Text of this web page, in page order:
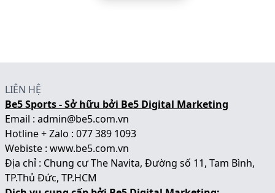
LIÊN HỆ
Be5 Sports - Sở hữu bởi Be5 Digital Marketing
Email : admin@be5.com.vn
Hotline + Zalo : 077 389 1093
Webiste : www.be5.com.vn
Địa chỉ : Chung cư The Navita, Đường số 11, Tam Bình,
TP.Thủ Đức, TP.HCM